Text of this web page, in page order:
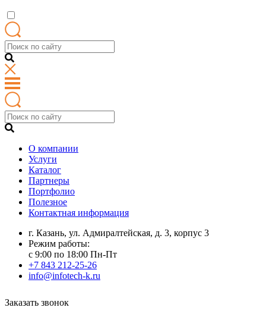
О компании
Услуги
Каталог
Партнеры
Портфолио
Полезное
Контактная информация
г. Казань, ул. Адмиралтейская, д. 3, корпус 3
Режим работы:
с 9:00 по 18:00 Пн-Пт
+7 843 212-25-26
info@infotech-k.ru
Заказать звонок